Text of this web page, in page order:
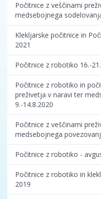
Počitnice z veščinami
medsebojnega
Klekljarske počitnice in
2021
Počitnice z robotiko 16.-
Počitnice z robotiko in
preživetja v naravi ter
9.-14.8.2020
Počitnice z veščinami
medsebojnega
Počitnice z robotiko -
Počitnice z robotiko in
2019